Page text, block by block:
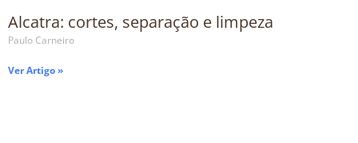
Alcatra: cortes, separação e limpeza
Paulo Carneiro
Ver Artigo »